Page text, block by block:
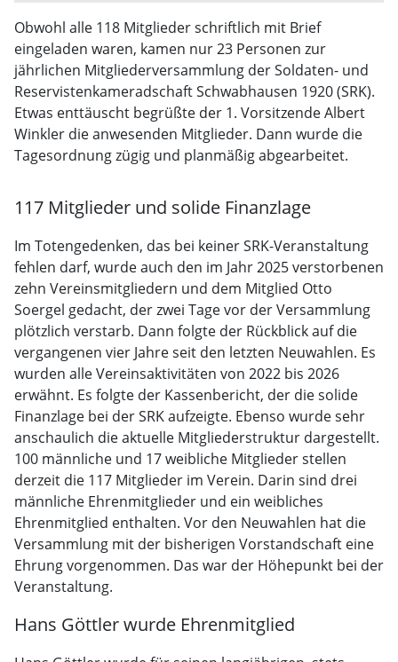
Obwohl alle 118 Mitglieder schriftlich mit Brief
eingeladen waren, kamen nur 23 Personen zur
jährlichen Mitgliederversammlung der Soldaten- und
Reservistenkameradschaft Schwabhausen 1920 (SRK).
Etwas enttäuscht begrüßte der 1. Vorsitzende Albert
Winkler die anwesenden Mitglieder. Dann wurde die
Tagesordnung zügig und planmäßig abgearbeitet.
117 Mitglieder und solide Finanzlage
Im Totengedenken, das bei keiner SRK-Veranstaltung
fehlen darf, wurde auch den im Jahr 2025 verstorbenen
zehn Vereinsmitgliedern und dem Mitglied Otto
Soergel gedacht, der zwei Tage vor der Versammlung
plötzlich verstarb. Dann folgte der Rückblick auf die
vergangenen vier Jahre seit den letzten Neuwahlen. Es
wurden alle Vereinsaktivitäten von 2022 bis 2026
erwähnt. Es folgte der Kassenbericht, der die solide
Finanzlage bei der SRK aufzeigte. Ebenso wurde sehr
anschaulich die aktuelle Mitgliederstruktur dargestellt.
100 männliche und 17 weibliche Mitglieder stellen
derzeit die 117 Mitglieder im Verein. Darin sind drei
männliche Ehrenmitglieder und ein weibliches
Ehrenmitglied enthalten. Vor den Neuwahlen hat die
Versammlung mit der bisherigen Vorstandschaft eine
Ehrung vorgenommen. Das war der Höhepunkt bei der
Veranstaltung.
Hans Göttler wurde Ehrenmitglied